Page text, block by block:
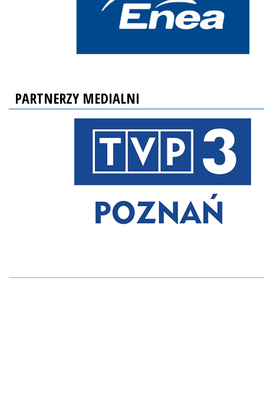
PARTNERZY MEDIALNI